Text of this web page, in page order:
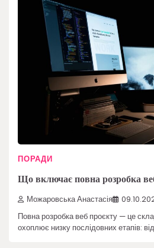
ПОРАДИ
Що включає повна розробка
Можаровська Анастасія
Повна розробка веб проєкту — це
охоплює низку послідовних етапів: